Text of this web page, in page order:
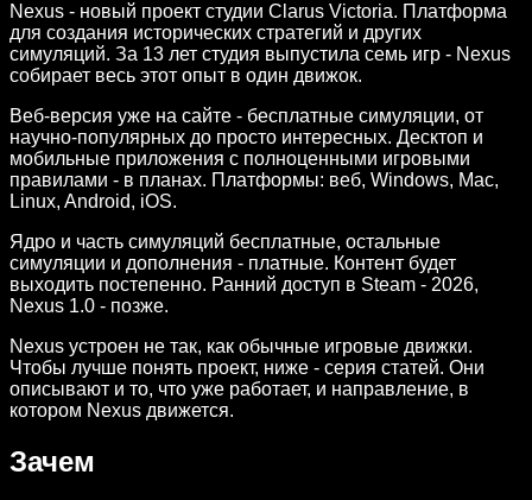
Nexus - новый проект студии Clarus Victoria. Платформа
для создания исторических стратегий и других
симуляций. За 13 лет студия выпустила семь игр - Nexus
собирает весь этот опыт в один движок.
Веб-версия уже на сайте - бесплатные симуляции, от
научно-популярных до просто интересных. Десктоп и
мобильные приложения с полноценными игровыми
правилами - в планах. Платформы: веб, Windows, Mac,
Linux, Android, iOS.
Ядро и часть симуляций бесплатные, остальные
симуляции и дополнения - платные. Контент будет
выходить постепенно. Ранний доступ в Steam - 2026,
Nexus 1.0 - позже.
Nexus устроен не так, как обычные игровые движки.
Чтобы лучше понять проект, ниже - серия статей. Они
описывают и то, что уже работает, и направление, в
котором Nexus движется.
Зачем